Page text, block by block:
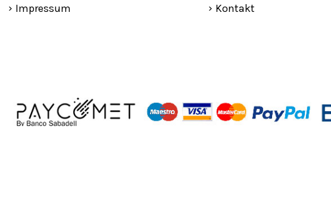
Impressum
Kontakt